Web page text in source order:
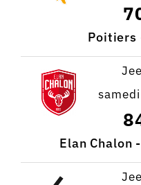
Poitiers
Elan Chalon